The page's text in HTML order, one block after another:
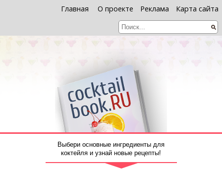
Главная О проекте Реклама Карта сайта
Выбери основные ингредиенты для
коктейля и узнай новые рецепты!